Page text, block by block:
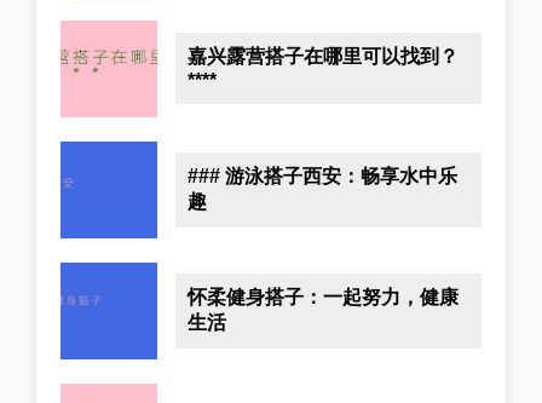
嘉兴露营搭子在哪里可以找到？
****
### 游泳搭子西安：畅享水中乐
趣
怀柔健身搭子：一起努力，健康
生活